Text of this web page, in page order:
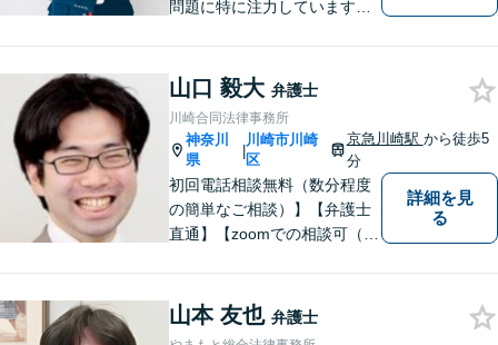
問題に特に注力しています。
山口 毅大 弁護士
川崎合同法律事務所
神奈川
県
|
川崎市川崎
区
京急川崎駅 から徒歩5
分
初回電話相談無料（数分程度
の簡単なご相談）】【弁護士
直通】【zoomでの相談可（有
「街医者」のような弁護士
詳細を見
る
山本 友也 弁護士